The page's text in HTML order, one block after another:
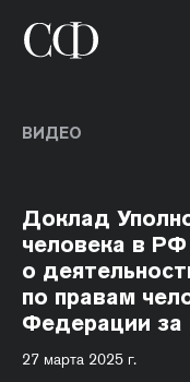
ВИДЕО
Доклад
человека в
о
по правам
Федерации за
27 марта 2025 г.